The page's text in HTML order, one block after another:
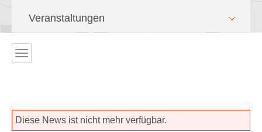
Veranstaltungen
Diese News ist nicht mehr verfügbar.